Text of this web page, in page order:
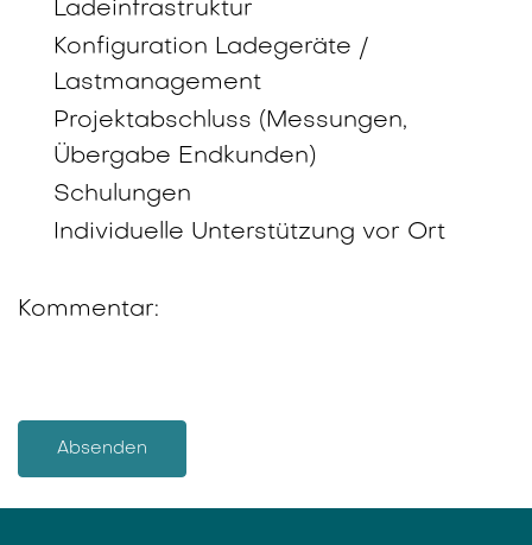
Ladeinfrastruktur
Konfiguration Ladegeräte /
Lastmanagement
Projektabschluss (Messungen,
Übergabe Endkunden)
Schulungen
Individuelle Unterstützung vor Ort
Kommentar:
Absenden